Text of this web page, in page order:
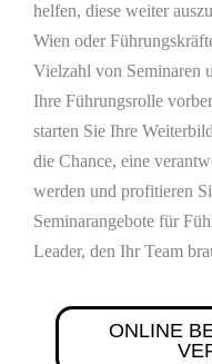
helfen, diese weiter
Wien oder
Vielzahl von Seminaren
Ihre Führungsrolle
starten Sie Ihre
die Chance, eine
werden und profitieren
Seminarangebote für
Leader, den Ihr Team
ONLINE